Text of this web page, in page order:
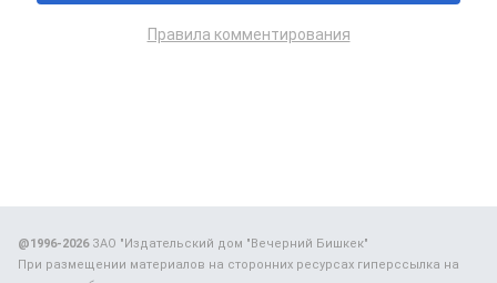
Правила комментирования
@1996-2026ЗАО "Издательский дом "Вечерний Бишкек"
При размещении материалов на сторонних ресурсах гиперссылка на